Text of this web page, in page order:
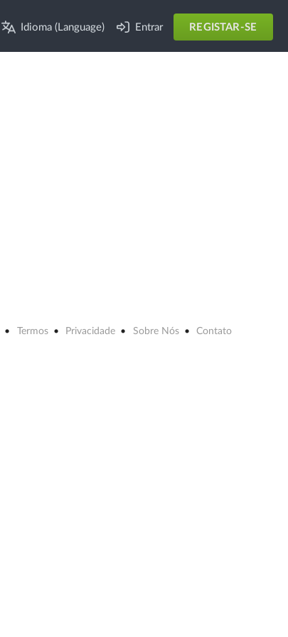
Idioma (Language) Entrar REGISTAR-SE
Termos Privacidade Sobre Nós Contato